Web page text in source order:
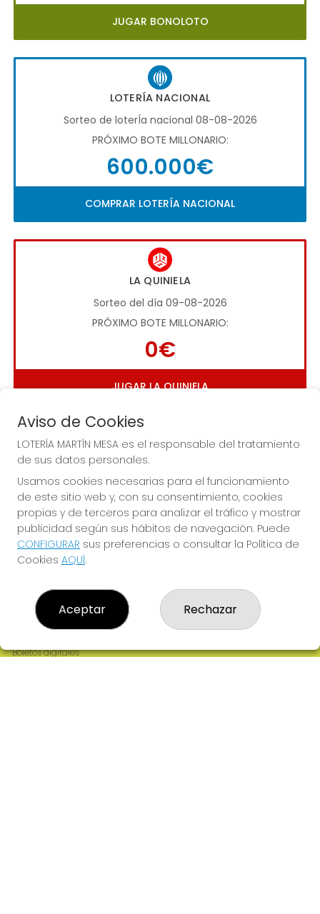
JUGAR BONOLOTO
LOTERÍA NACIONAL
Sorteo de loterÍa nacional 08-08-2026
PRÓXIMO BOTE MILLONARIO:
600.000€
COMPRAR LOTERÍA NACIONAL
LA QUINIELA
Sorteo del día 09-08-2026
PRÓXIMO BOTE MILLONARIO:
0€
JUGAR LA QUINIELA
Imagen anterior
LOTERÍA MARTÍN MESA
Resultados
Contacto
Empresas
Boletos digitales
Aviso de Cookies
LOTERÍA MARTÍN MESA es el responsable del tratamiento
de sus datos personales.
Usamos cookies necesarias para el funcionamiento
de este sitio web y, con su consentimiento, cookies
propias y de terceros para analizar el tráfico y mostrar
publicidad según sus hábitos de navegación. Puede
CONFIGURAR sus preferencias o consultar la Política de
Cookies AQUÍ.
Aceptar Rechazar